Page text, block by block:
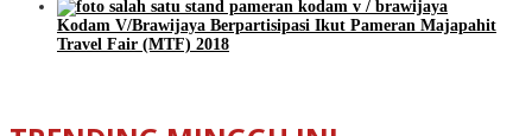
Kodam V/Brawijaya Berpartisipasi Ikut Pameran Majapahit
Travel Fair (MTF) 2018